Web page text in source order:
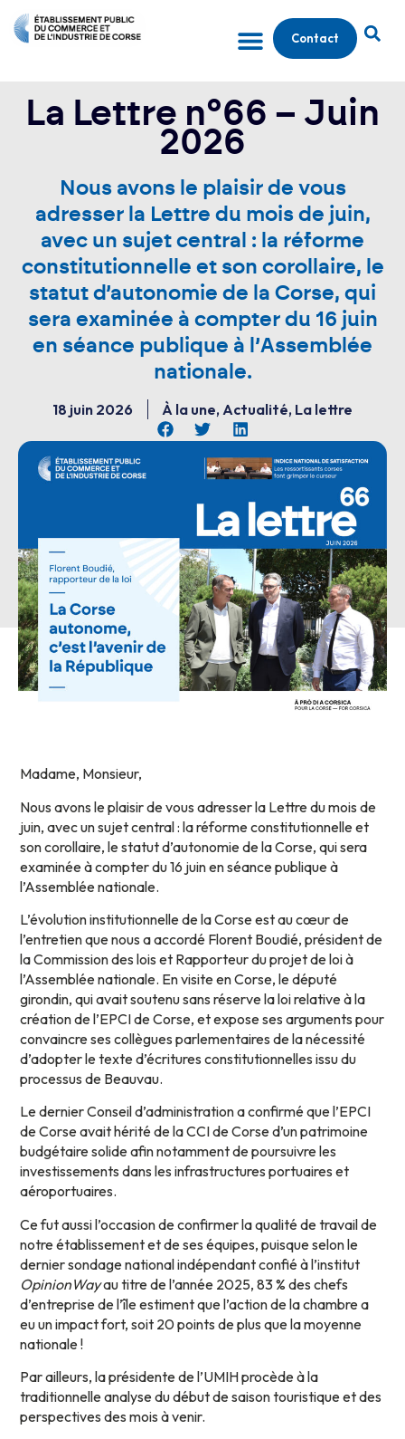
Contact
La Lettre n°66 – Juin
2026
Nous avons le plaisir de vous
adresser la Lettre du mois de juin,
avec un sujet central : la réforme
constitutionnelle et son corollaire, le
statut d’autonomie de la Corse, qui
sera examinée à compter du 16 juin
en séance publique à l’Assemblée
nationale.
18 juin 2026 À la une, Actualité, La lettre
Madame, Monsieur,
Nous avons le plaisir de vous adresser la Lettre du mois de
juin, avec un sujet central : la réforme constitutionnelle et
son corollaire, le statut d’autonomie de la Corse, qui sera
examinée à compter du 16 juin en séance publique à
l’Assemblée nationale.
L’évolution institutionnelle de la Corse est au cœur de
l’entretien que nous a accordé Florent Boudié, président de
la Commission des lois et Rapporteur du projet de loi à
l’Assemblée nationale. En visite en Corse, le député
girondin, qui avait soutenu sans réserve la loi relative à la
création de l’EPCI de Corse, et expose ses arguments pour
convaincre ses collègues parlementaires de la nécessité
d’adopter le texte d’écritures constitutionnelles issu du
processus de Beauvau.
Le dernier Conseil d’administration a confirmé que l’EPCI
de Corse avait hérité de la CCI de Corse d’un patrimoine
budgétaire solide afin notamment de poursuivre les
investissements dans les infrastructures portuaires et
aéroportuaires.
Ce fut aussi l’occasion de confirmer la qualité de travail de
notre établissement et de ses équipes, puisque selon le
dernier sondage national indépendant confié à l’institut
OpinionWayau titre de l’année 2025, 83 % des chefs
d’entreprise de l’île estiment que l’action de la chambre a
eu un impact fort, soit 20 points de plus que la moyenne
nationale !
Par ailleurs, la présidente de l’UMIH procède à la
traditionnelle analyse du début de saison touristique et des
perspectives des mois à venir.